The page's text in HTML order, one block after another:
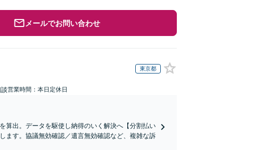
メールでお問い合わせ
東京都
営業時間：本日定休日
算出。データを駆使し納得のいく解決へ【分割払い
ます。協議無効確認／遺言無効確認など、複雑な訴